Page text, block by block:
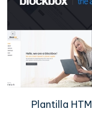
Plantilla